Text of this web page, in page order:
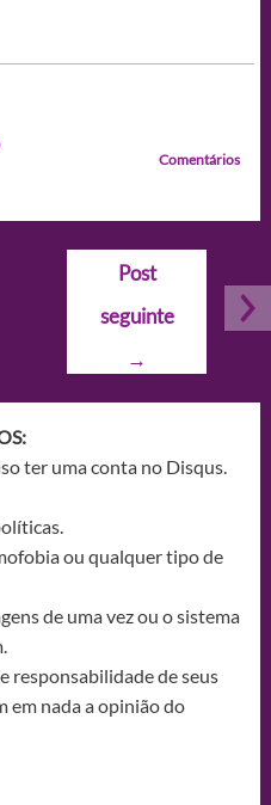
Comentários
Post
seguinte
→
ter uma conta no Disqus.
ou qualquer tipo de
de uma vez ou o sistema
responsabilidade de seus
em nada a opinião do